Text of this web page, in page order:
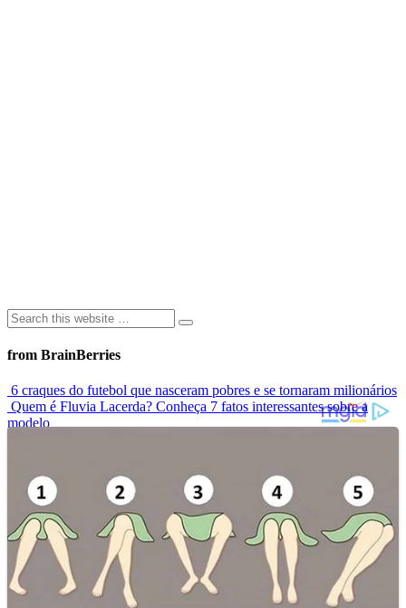
from BrainBerries
6 craques do futebol que nasceram pobres e se tornaram milionários
Quem é Fluvia Lacerda? Conheça 7 fatos interessantes sobre a
modelo
Elas Não Envelhecem? Conheça Celebridades Que Desafiam O
Tempo
Conheça as 7 criaturas mais estranhas dos oceanos
Advertisements